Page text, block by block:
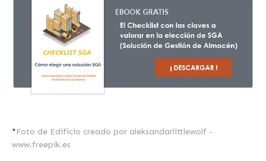
*Foto de Edificio creado por aleksandarlittlewolf -
www.freepik.es